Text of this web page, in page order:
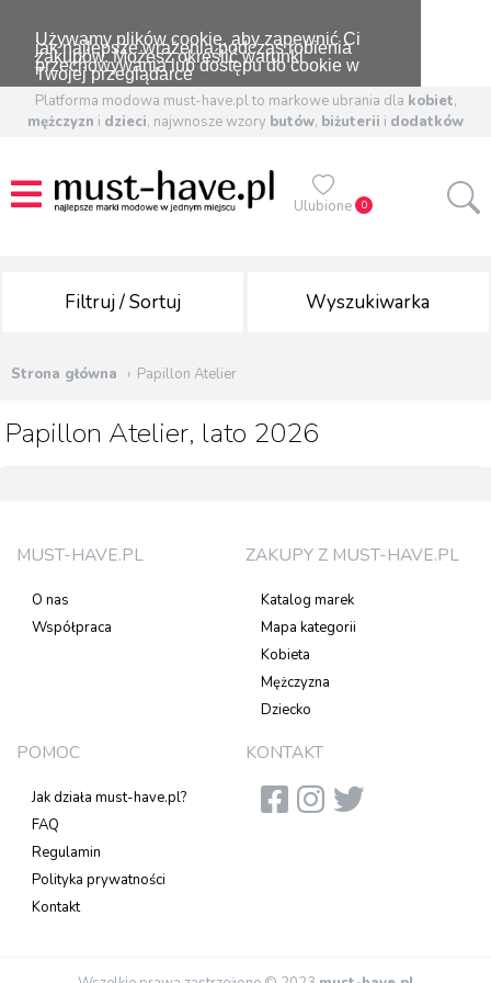
Używamy plików cookie, aby zapewnić Ci
jak najlepsze wrażenia podczas robienia
zakupów. Możesz określić warunki
przechowywania lub dostępu do cookie w
Twojej przeglądarce
Platforma modowa must-have.pl to markowe ubrania dla kobiet,
mężczyzn i dzieci, najwnosze wzory butów, biżuterii i dodatków
Ulubione 0
Filtruj / Sortuj Wyszukiwarka
Strona główna Papillon Atelier
Papillon Atelier, lato 2026
MUST-HAVE.PL
O nas
Współpraca
ZAKUPY Z MUST-HAVE.PL
Katalog marek
Mapa kategorii
Kobieta
Mężczyzna
Dziecko
POMOC
Jak działa must-have.pl?
FAQ
Regulamin
Polityka prywatności
Kontakt
KONTAKT